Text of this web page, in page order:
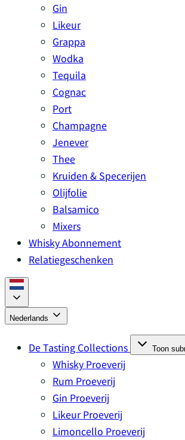
Gin
Likeur
Grappa
Wodka
Tequila
Cognac
Port
Champagne
Jenever
Thee
Kruiden & Specerijen
Olijfolie
Balsamico
Mixers
Whisky Abonnement
Relatiegeschenken
Nederlands
De Tasting Collections Toon
Whisky Proeverij
Rum Proeverij
Gin Proeverij
Likeur Proeverij
Limoncello Proeverij